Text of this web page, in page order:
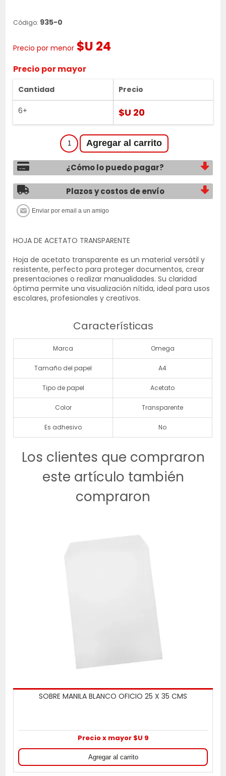
Código: 935-0
Precio por menor $U 24
Precio por mayor
Cantidad
6+
Precio
$U 20
¿Cómo lo puedo pagar?
Plazos y costos de envío
HOJA DE ACETATO TRANSPARENTE
Hoja de acetato transparente es un material versátil y
resistente, perfecto para proteger documentos, crear
presentaciones o realizar manualidades. Su claridad
óptima permite una visualización nítida, ideal para usos
escolares, profesionales y creativos.
Características
Marca Omega
Tamaño del papel A4
Tipo de papel Acetato
Color Transparente
Es adhesivo No
Los clientes que compraron
este artículo también
compraron
SOBRE MANILA BLANCO OFICIO 25 X 35 CMS
Precio x mayor $U 9